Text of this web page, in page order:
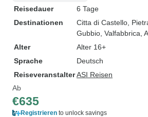
Reisedauer
6 Tage
Destinationen
Citta di Castello ,
Gubbio , Valfabbrica ,
Alter
Alter 16+
Sprache
Deutsch
ReiseveranstalterASI Reisen
Ab
€635
Registrieren to unlock savings